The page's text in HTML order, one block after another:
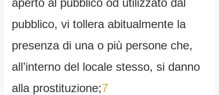
pubblico, vi tollera abitualmente la
presenza di una o più persone che,
all’interno del locale stesso, si danno
alla prostituzione;7